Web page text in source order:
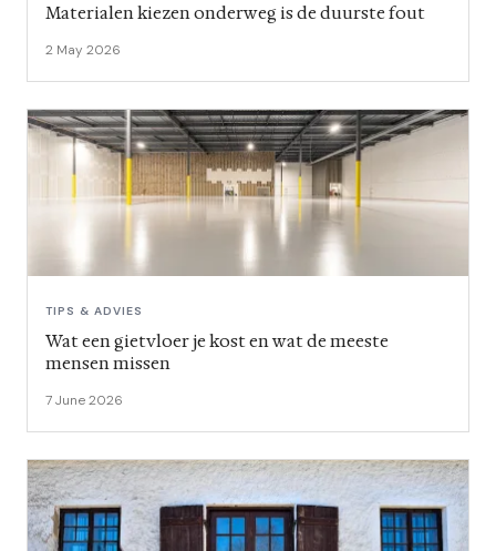
Materialen kiezen onderweg is de duurste fout
2 May 2026
TIPS & ADVIES
Wat een gietvloer je kost en wat de meeste
mensen missen
7 June 2026